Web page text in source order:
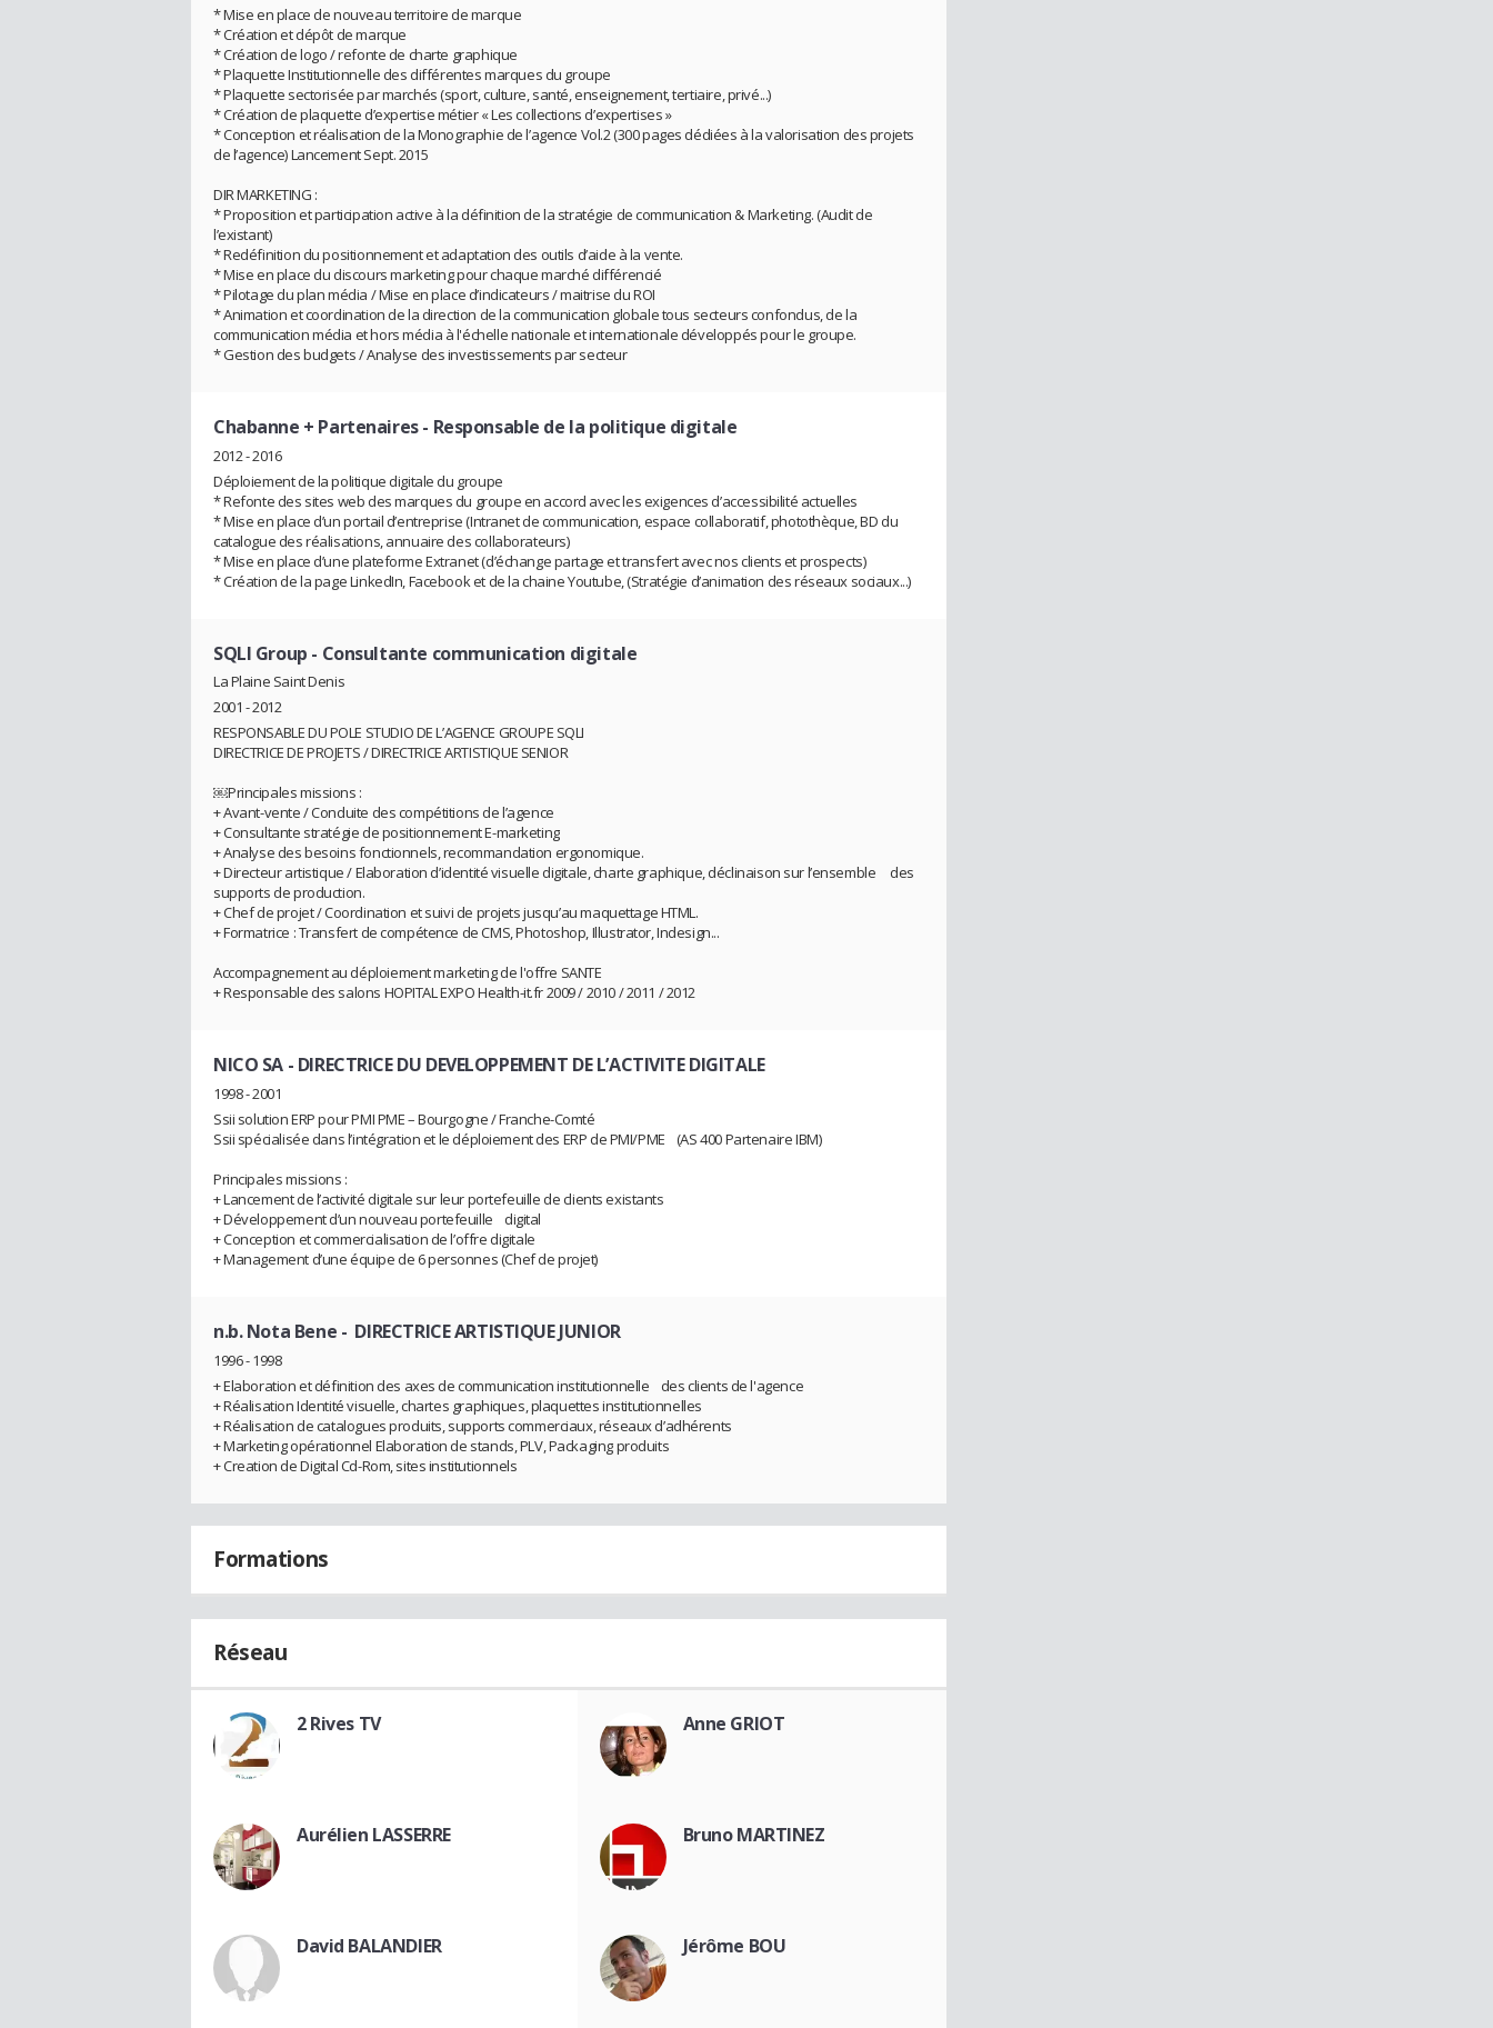
* Mise en place de nouveau territoire de marque
* Création et dépôt de marque
* Création de logo / refonte de charte graphique
* Plaquette Institutionnelle des différentes marques du groupe
* Plaquette sectorisée par marchés (sport, culture, santé, enseignement, tertiaire, privé...)
* Création de plaquette d’expertise métier « Les collections d’expertises »
* Conception et réalisation de la Monographie de l’agence Vol.2 (300 pages dédiées à la valorisation des projets
de l’agence) Lancement Sept. 2015
DIR MARKETING :
* Proposition et participation active à la définition de la stratégie de communication & Marketing. (Audit de
l’existant)
* Redéfinition du positionnement et adaptation des outils d’aide à la vente.
* Mise en place du discours marketing pour chaque marché différencié
* Pilotage du plan média / Mise en place d’indicateurs / maitrise du ROI
* Animation et coordination de la direction de la communication globale tous secteurs confondus, de la
communication média et hors média à l'échelle nationale et internationale développés pour le groupe.
* Gestion des budgets / Analyse des investissements par secteur
Chabanne + Partenaires- Responsable de la politique digitale
2012 - 2016
Déploiement de la politique digitale du groupe
* Refonte des sites web des marques du groupe en accord avec les exigences d’accessibilité actuelles
* Mise en place d’un portail d’entreprise (Intranet de communication, espace collaboratif, photothèque, BD du
catalogue des réalisations, annuaire des collaborateurs)
* Mise en place d’une plateforme Extranet (d’échange partage et transfert avec nos clients et prospects)
* Création de la page LinkedIn, Facebook et de la chaine Youtube, (Stratégie d’animation des réseaux sociaux...)
SQLI Group - Consultante communication digitale
La Plaine Saint Denis
2001 - 2012
RESPONSABLE DU POLE STUDIO DE L’AGENCE GROUPE SQLI
DIRECTRICE DE PROJETS / DIRECTRICE ARTISTIQUE SENIOR
￼Principales missions :
+ Avant-vente / Conduite des compétitions de l’agence
+ Consultante stratégie de positionnement E-marketing
+ Analyse des besoins fonctionnels, recommandation ergonomique.
+ Directeur artistique / Elaboration d’identité visuelle digitale, charte graphique, déclinaison sur l’ensemble des
supports de production.
+ Chef de projet / Coordination et suivi de projets jusqu’au maquettage HTML.
+ Formatrice : Transfert de compétence de CMS, Photoshop, Illustrator, Indesign...
Accompagnement au déploiement marketing de l'offre SANTE
+ Responsable des salons HOPITAL EXPO Health-it.fr 2009 / 2010 / 2011 / 2012
NICO SA - DIRECTRICE DU DEVELOPPEMENT DE L’ACTIVITE DIGITALE
1998 - 2001
Ssii solution ERP pour PMI PME – Bourgogne / Franche-Comté
Ssii spécialisée dans l’intégration et le déploiement des ERP de PMI/PME (AS 400 Partenaire IBM)
Principales missions :
+ Lancement de l’activité digitale sur leur portefeuille de clients existants
+ Développement d’un nouveau portefeuille digital
+ Conception et commercialisation de l’offre digitale
+ Management d’une équipe de 6 personnes (Chef de projet)
n.b. Nota Bene - DIRECTRICE ARTISTIQUE JUNIOR
1996 - 1998
+ Elaboration et définition des axes de communication institutionnelle des clients de l'agence
+ Réalisation Identité visuelle, chartes graphiques, plaquettes institutionnelles
+ Réalisation de catalogues produits, supports commerciaux, réseaux d’adhérents
+ Marketing opérationnel Elaboration de stands, PLV, Packaging produits
+ Creation de Digital Cd-Rom, sites institutionnels
Formations
Réseau
2 Rives TV Anne GRIOT
Aurélien LASSERRE Bruno MARTINEZ
David BALANDIER Jérôme BOU